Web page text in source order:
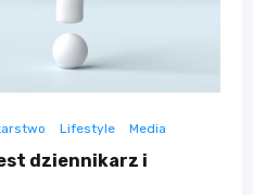
Lifestyle Media
dziennikarz i